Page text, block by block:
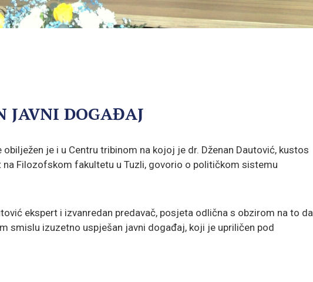
JAVNI DOGAĐAJ
je i u Centru tribinom na kojoj je dr. Dženan Dautović, kustos
Filozofskom fakultetu u Tuzli, govorio o političkom sistemu
ekspert i izvanredan predavač, posjeta odlična s obzirom na to da
smislu izuzetno uspješan javni događaj, koji je upriličen pod